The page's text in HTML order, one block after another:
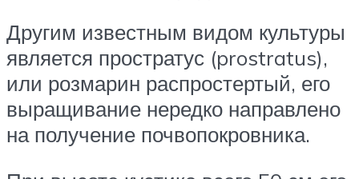
Другим известным видом культуры
является простратус (prostratus),
или розмарин распростертый, его
выращивание нередко направлено
на получение почвопокровника.